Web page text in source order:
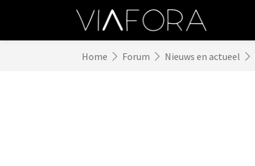
Home Forum Nieuws en actueel